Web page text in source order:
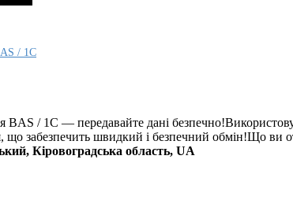
/ 1C
BAS / 1C — передавайте дані
забезпечить швидкий і безпечний обмін!Що ви
Кіровоградська область, UA